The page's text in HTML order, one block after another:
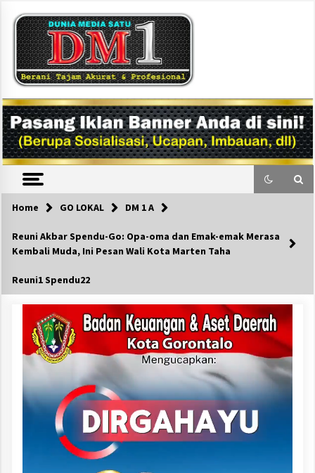
content
DM1
Home GO LOKAL DM 1 A
Reuni Akbar Spendu-Go: Opa-oma dan Emak-emak Merasa
Kembali Muda, Ini Pesan Wali Kota Marten Taha
Reuni1 Spendu22